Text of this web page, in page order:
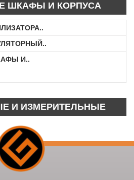
ШКАФЫ И КОРПУСА
И..
И ИЗМЕРИТЕЛЬНЫЕ